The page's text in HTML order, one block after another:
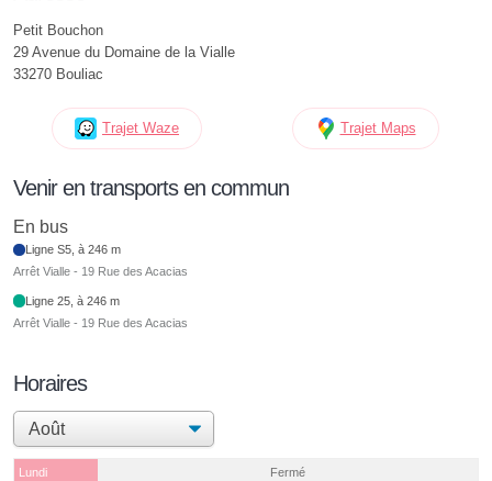
Petit Bouchon
29 Avenue du Domaine de la Vialle
33270 Bouliac
Trajet Waze Trajet Maps
Venir en transports en commun
En bus
Ligne S5, à 246 m
Arrêt Vialle - 19 Rue des Acacias
Ligne 25, à 246 m
Arrêt Vialle - 19 Rue des Acacias
Horaires
Lundi
Fermé